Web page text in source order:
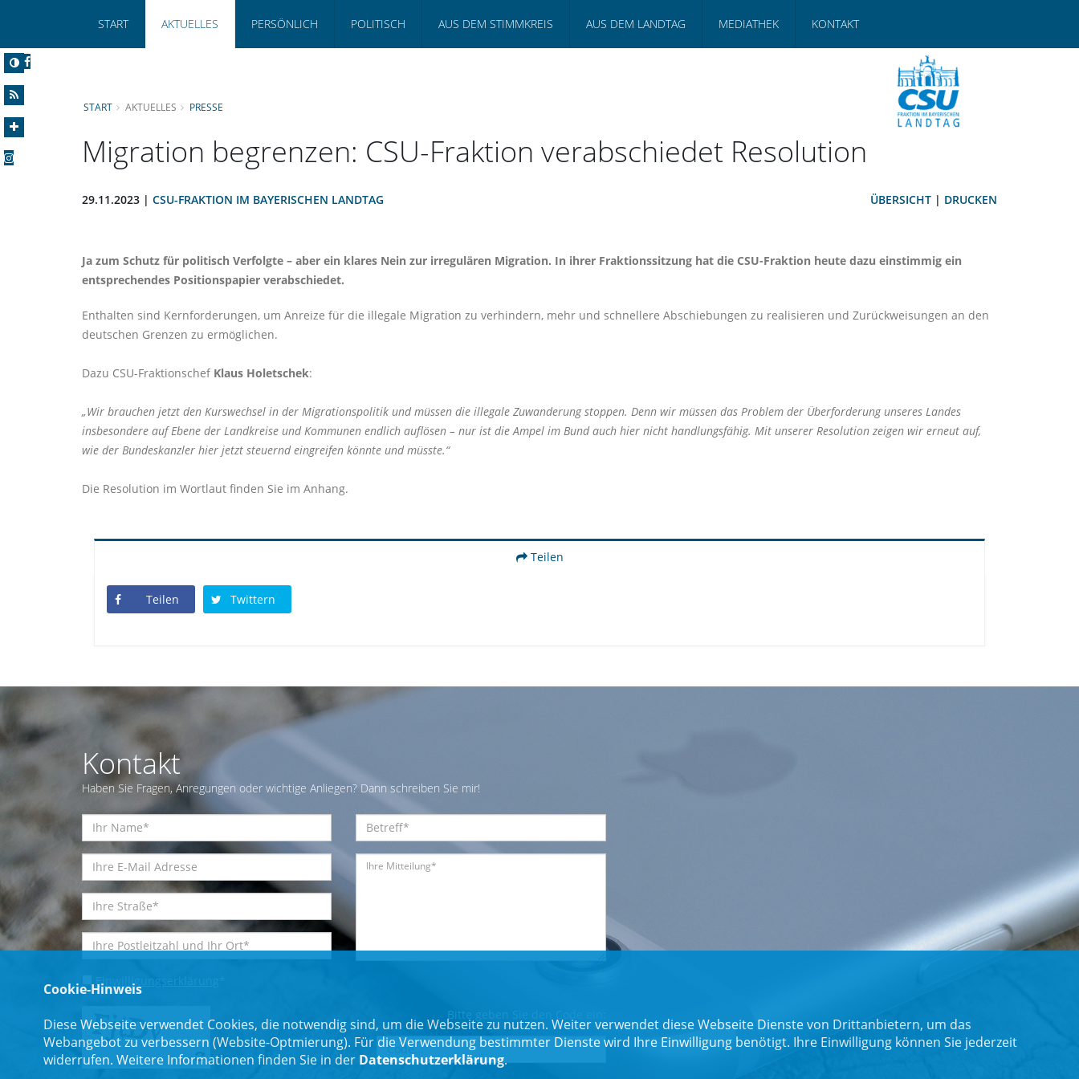
START AKTUELLES PERSÖNLICH POLITISCH AUS DEM STIMMKREIS AUS DEM LANDTAG MEDIATHEK KONTAKT
START AKTUELLES PRESSE
Migration begrenzen: CSU-Fraktion verabschiedet Resolution
29.11.2023 | CSU-FRAKTION IM BAYERISCHEN LANDTAG ÜBERSICHT | DRUCKEN
Ja zum Schutz für politisch Verfolgte – aber ein klares Nein zur irregulären Migration. In ihrer Fraktionssitzung hat die CSU-Fraktion heute dazu einstimmig ein
entsprechendes Positionspapier verabschiedet.
Enthalten sind Kernforderungen, um Anreize für die illegale Migration zu verhindern, mehr und schnellere Abschiebungen zu realisieren und Zurückweisungen an den
deutschen Grenzen zu ermöglichen.
Dazu CSU-Fraktionschef Klaus Holetschek:
Wir brauchen jetzt den Kurswechsel in der Migrationspolitik und müssen die illegale Zuwanderung stoppen. Denn wir müssen das Problem der Überforderung unseres Landes
insbesondere auf Ebene der Landkreise und Kommunen endlich auflösen – nur ist die Ampel im Bund auch hier nicht handlungsfähig. Mit unserer Resolution zeigen wir erneut auf,
wie der Bundeskanzler hier jetzt steuernd eingreifen könnte und müsste.“
Die Resolution im Wortlaut finden Sie im Anhang.
Teilen
Teilen Twittern
Kontakt
Haben Sie Fragen, Anregungen oder wichtige Anliegen? Dann schreiben Sie mir!
Einwilligungserklärung
Bitte geben Sie den Code ein:
Cookie-Hinweis
Diese Webseite verwendet Cookies, die notwendig sind, um die Webseite zu nutzen. Weiter verwendet diese Webseite Dienste von Drittanbietern, um das
Webangebot zu verbessern (Website-Optmierung). Für die Verwendung bestimmter Dienste wird Ihre Einwilligung benötigt. Ihre Einwilligung können Sie jederzeit
widerrufen. Weitere Informationen finden Sie in der Datenschutzerklärung.